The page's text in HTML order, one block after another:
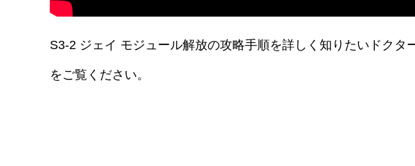
S3-2 ジェイ モジュール解放の攻略手順を詳しく知りたいドクタ
をご覧ください。